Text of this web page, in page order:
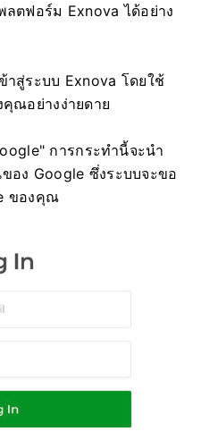
ตฟอร์ม Exnova ได้อย่าง
สู่ระบบ Exnova โดยใช้
ณอย่างง่ายดาย
การกระทำนี้จะนำ
อง Google ซึ่งระบบจะขอ
ของคุณ